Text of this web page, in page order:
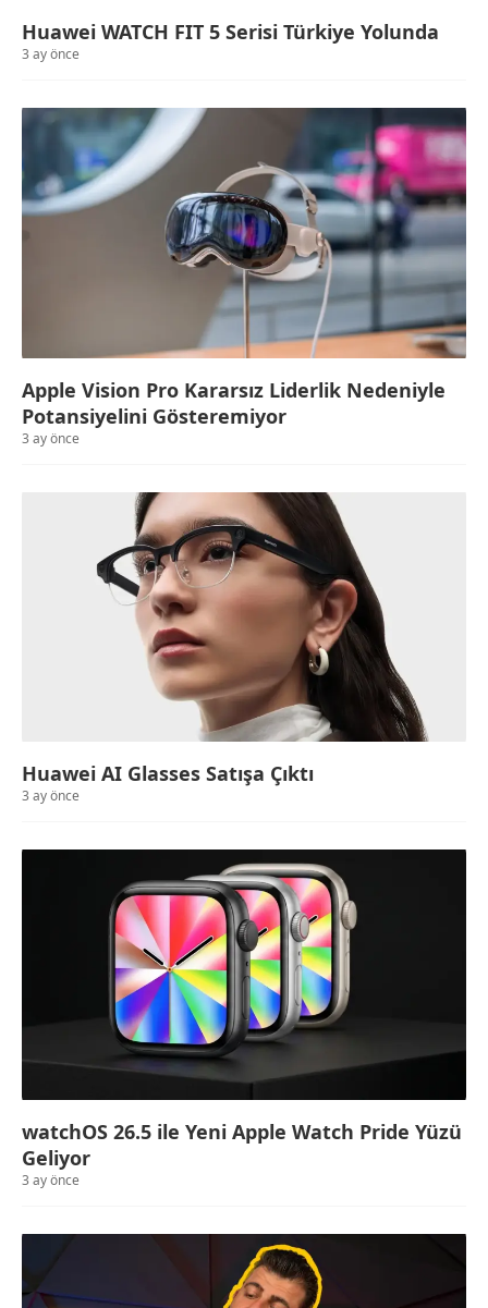
Huawei WATCH FIT 5 Serisi Türkiye Yolunda
3 ay önce
Apple Vision Pro Kararsız Liderlik Nedeniyle
Potansiyelini Gösteremiyor
3 ay önce
Huawei AI Glasses Satışa Çıktı
3 ay önce
watchOS 26.5 ile Yeni Apple Watch Pride Yüzü
Geliyor
3 ay önce